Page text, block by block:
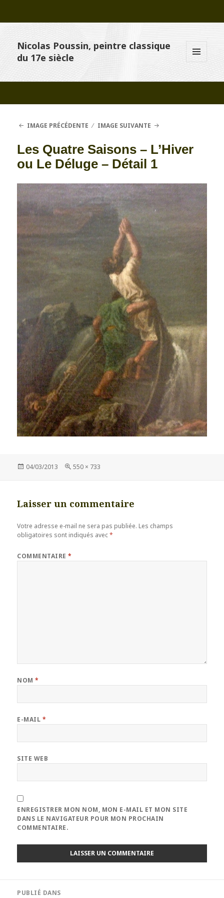
Nicolas Poussin, peintre classique
du 17e siècle
WIDGETS
IMAGE PRÉCÉDENTE IMAGE SUIVANTE
Les Quatre Saisons – L’Hiver
ou Le Déluge – Détail 1
Publié
04/03/2013
Taille
550 × 733
Laisser un commentaire
Votre adresse e-mail ne sera pas publiée. Les champs
obligatoires sont indiqués avec*
COMMENTAIRE*
NOM*
E-MAIL *
SITE WEB
ENREGISTRER MON NOM, MON E-MAIL ET MON SITE
DANS LE NAVIGATEUR POUR MON PROCHAIN
COMMENTAIRE.
PUBLIÉ DANS